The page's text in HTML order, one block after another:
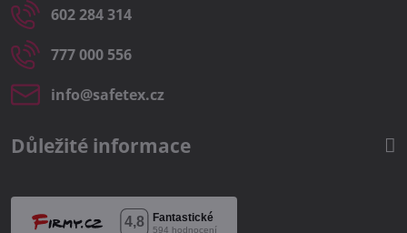
602 284 314
777 000 556
info​@safetex​.cz
Důležité informace